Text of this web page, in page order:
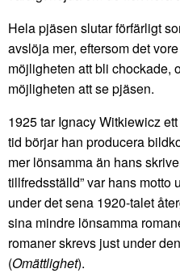
Hela pjäsen slutar förfärligt
avslöja mer, eftersom det
möjligheten att bli chockade,
möjligheten att se pjäsen.
1925 tar Ignacy Witkiewicz
tid börjar han producera
mer lönsamma än hans
tillfredsställd” var hans motto
under det sena 1920-talet
sina mindre lönsamma
romaner skrevs just under
(Omättlighet).